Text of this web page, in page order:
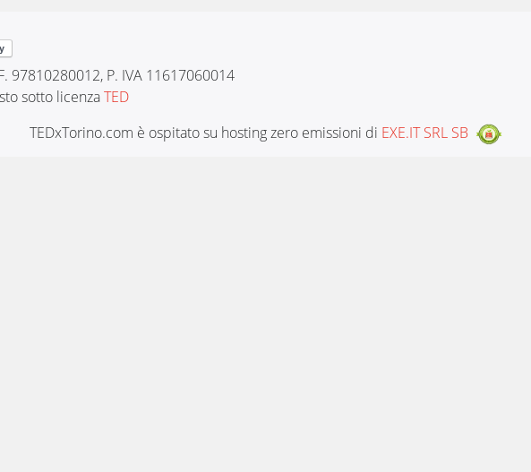
97810280012, P. IVA 11617060014
sotto licenzaTED
TEDxTorino.com è ospitato su hosting zero emissioni di EXE.IT SRL SB